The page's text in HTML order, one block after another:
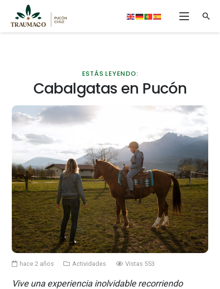
search
ESTÁS LEYENDO:
Cabalgatas en Pucón
hace 2 años Actividades Vistas 553
Vive una experiencia inolvidable recorriendo